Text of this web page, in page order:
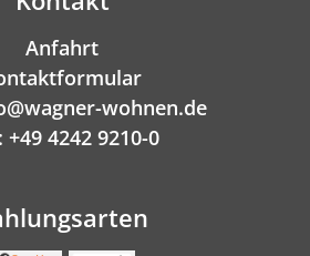
Anfahrt
wohnen.de
+49 4242 9210-0